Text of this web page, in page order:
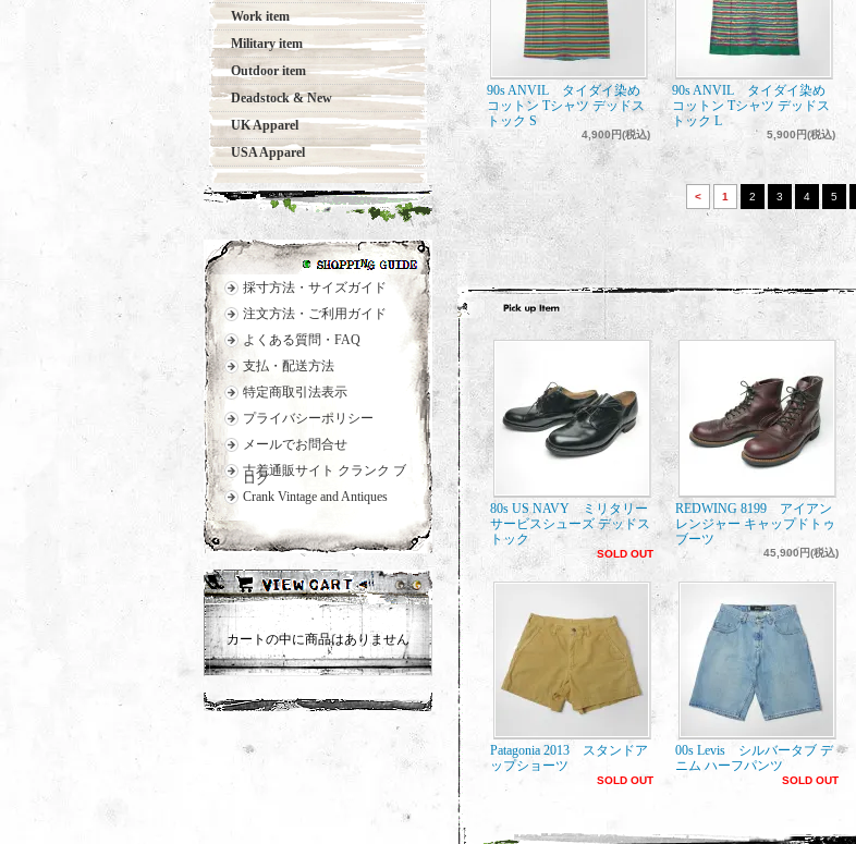
Work item
Military item
Outdoor item
Deadstock & New
UK Apparel
USA Apparel
採寸方法・サイズガイド
注文方法・ご利用ガイド
よくある質問・FAQ
支払・配送方法
特定商取引法表示
プライバシーポリシー
メールでお問合せ
古着通販サイト クランク ブ
ログ
Crank Vintage and Antiques
カートの中に商品はありません
90s ANVIL タイダイ染め
コットン Tシャツ デッドス
トック S
4,900円(税込)
90s ANVIL タイダイ染め
コットン Tシャツ デッドス
トック L
5,900円(税込)
< 1 2 3 4 5
80s US NAVY ミリタリー
サービスシューズ デッドス
トック
SOLD OUT
REDWING 8199 アイアン
レンジャー キャップドトゥ
ブーツ
45,900円(税込)
Patagonia 2013 スタンドア
ップショーツ
SOLD OUT
00s Levis シルバータブ デ
ニム ハーフパンツ
SOLD OUT